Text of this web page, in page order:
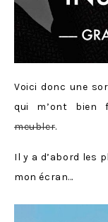
Voici donc une
qui m’ont
meubler.
Il y a d’abord les
mon écran…